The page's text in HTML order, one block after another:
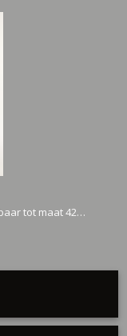
tot maat 42…